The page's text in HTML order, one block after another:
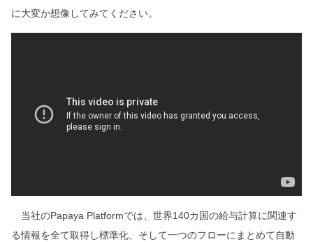
に大変か想像してみてください。
当社のPapaya Platformでは、世界140カ国の給与計算に関連す
る情報を全て取得し標準化、そして一つのフローにまとめて自動